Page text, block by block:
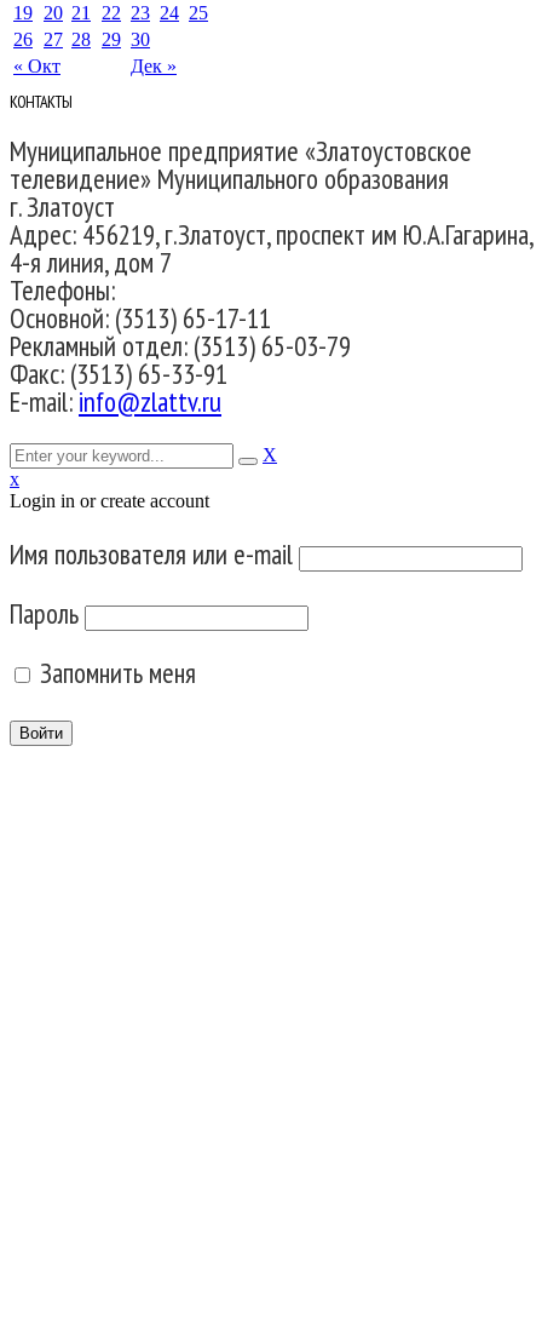
« Окт Дек »
19 20 21 22 23 24 25
26 27 28 29 30
КОНТАКТЫ
Муниципальное предприятие «Златоустовское
телевидение» Муниципального образования
г. Златоуст
Адрес: 456219, г.Златоуст, проспект им Ю.А.Гагарина,
4-я линия, дом 7
Телефоны:
Основной: (3513) 65-17-11
Рекламный отдел: (3513) 65-03-79
Факс: (3513) 65-33-91
E-mail:info@zlattv.ru
X
x
Login in or create account
Имя пользователя или e-mail
Пароль
Запомнить меня